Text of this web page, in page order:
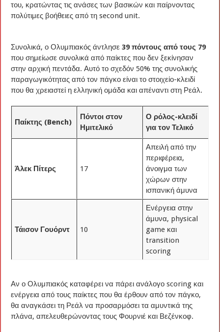
του, κρατώντας τις ανάσες των βασικών και παίρνοντας
πολύτιμες βοήθειες από τη second unit.
Συνολικά, ο Ολυμπιακός άντλησε39 πόντους από τους 79
που σημείωσε συνολικά από παίκτες που δεν ξεκίνησαν
στην αρχική πεντάδα. Αυτό το σχεδόν 50% της συνολικής
παραγωγικότητας από τον πάγκο είναι το στοιχείο-κλειδί
που θα χρειαστεί η ελληνική ομάδα και απέναντι στη Ρεάλ.
Παίκτης (Bench)
Πόντοι στον
Ημιτελικό
Ο ρόλος-κλειδί
για τον Τελικό
Άλεκ Πίτερς 17
Απειλή από την
περιφέρεια,
άνοιγμα των
χώρων στην
ισπανική άμυνα
Τάισον Γουόρντ 10
Ενέργεια στην
άμυνα, physical
game και
transition
scoring
Αν ο Ολυμπιακός καταφέρει να πάρει ανάλογο scoring και
ενέργεια από τους παίκτες που θα έρθουν από τον πάγκο,
θα αναγκάσει τη Ρεάλ να προσαρμόσει τα αμυντικά της
πλάνα, απελευθερώνοντας τους Φουρνιέ και Βεζένκοφ.